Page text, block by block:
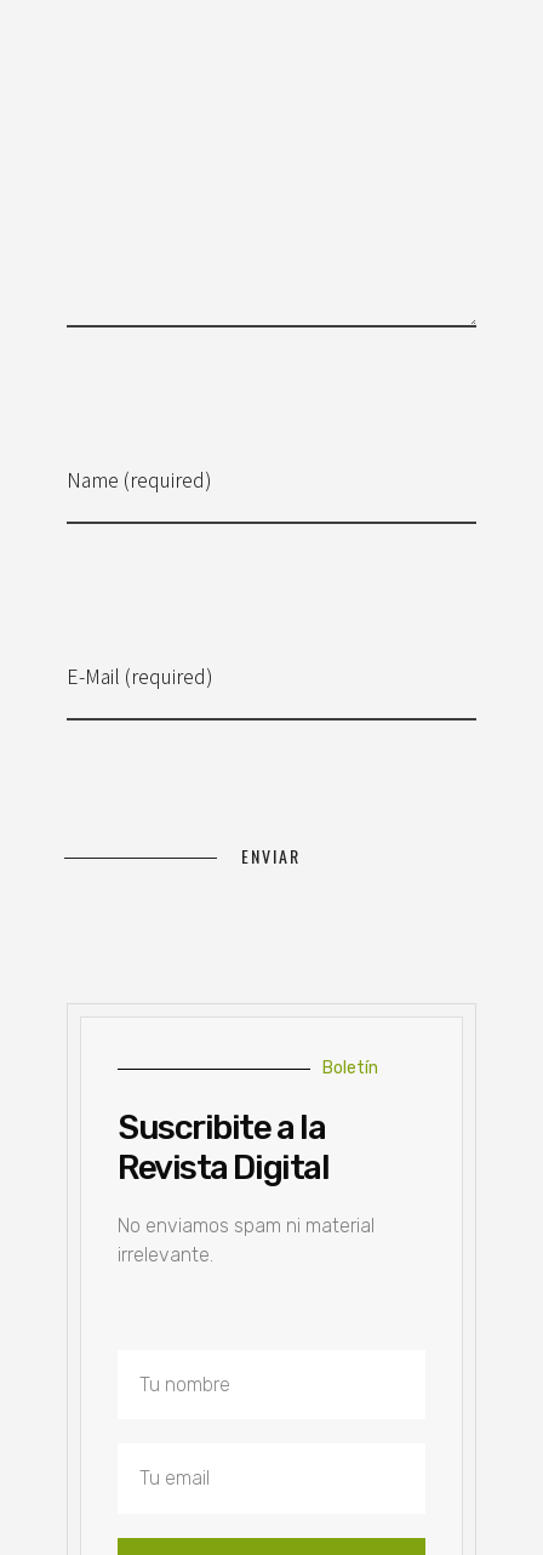
Name (required)
E-Mail (required)
Boletín
Suscribite a la
Revista Digital
No enviamos spam ni material
irrelevante.